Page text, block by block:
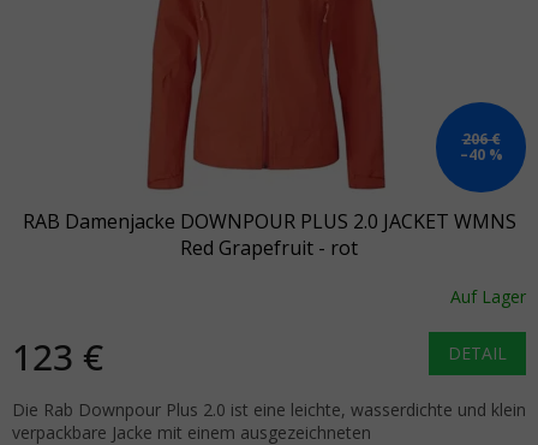
206 €
–40 %
RAB Damenjacke DOWNPOUR PLUS 2.0 JACKET WMNS
Red Grapefruit - rot
Auf Lager
123 € DETAIL
Die Rab Downpour Plus 2.0 ist eine leichte, wasserdichte und klein
verpackbare Jacke mit einem ausgezeichneten